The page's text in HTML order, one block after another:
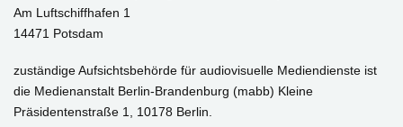
Am Luftschiffhafen 1
14471 Potsdam
zuständige Aufsichtsbehörde für audiovisuelle Mediendienste ist
die Medienanstalt Berlin-Brandenburg (mabb) Kleine
Präsidentenstraße 1, 10178 Berlin.